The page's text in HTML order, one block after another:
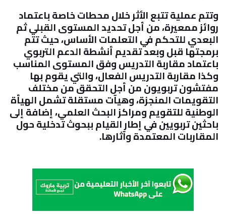
وتتم عملية تتبع الأثر خلال محطات خاصة باعتماد
روائز ممعيرة، من أجل تحديد المستوى القبلي ثم
البعدي للتحكم في التعلمات الأساس، حيث تتم
برمجتها قبل وبعد تقديم أنشطة الدعم التربوي
باعتماد مقاربة التدريس وفق المستوى المناسب
وكذا مقاربة التدريس الفعال، والتي يقوم بها
مفتشون تربويون من أجل التحقق من مختلف
التقويمات المنجزة، وهيآت مستقلة تشمل الهيأة
الوطنية للتقويم ومراكز البحث العلمي، إضافة إلى
باحثين تربويين في إطار القيام ببحوث تدخلية حول
المقاربات المعتمدة وآثارها.